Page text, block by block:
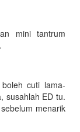
mini tantrum
cuti lama-
susahlah ED tu.
menarik